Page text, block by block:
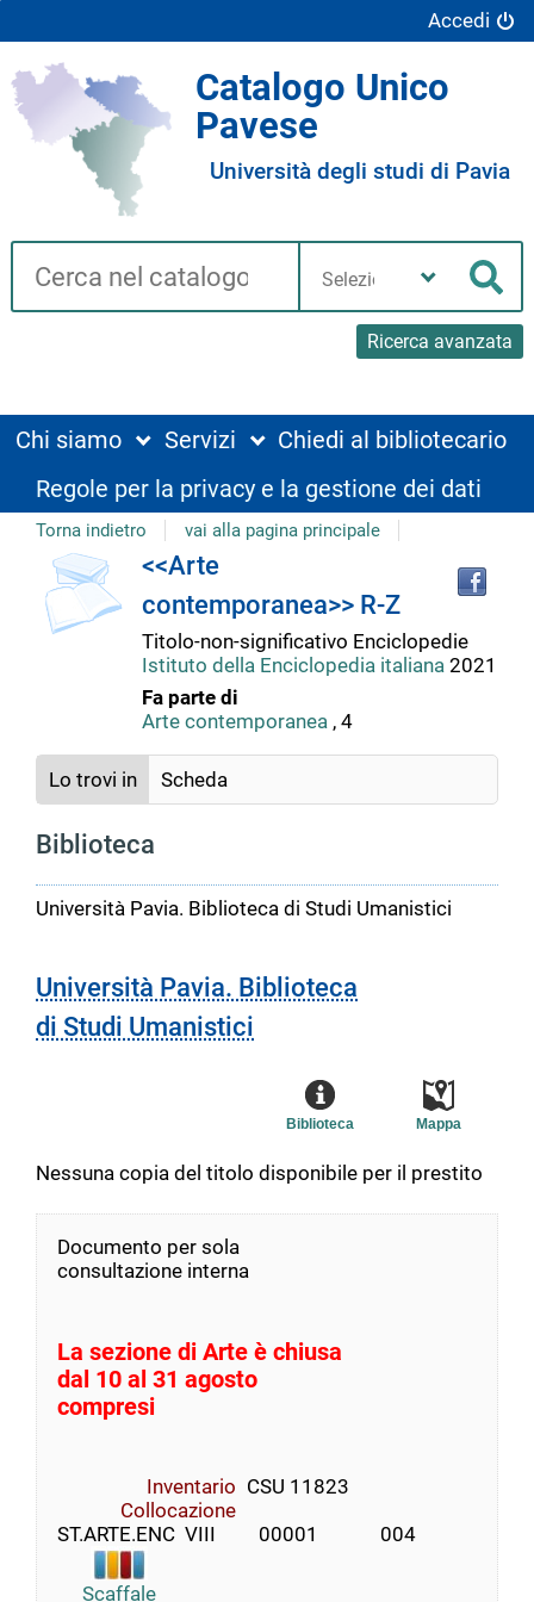
Accedi
Catalogo Unico
Pavese
Università degli studi di Pavia
Cerca su "Catalogo"
Ricerca avanzata
biblioteca
Chi siamo Servizi
Chiedi al bibliotecario
Regole per la privacy e la gestione dei dati
Torna indietro vai alla pagina principale
Dettaglio
del
documento
copertina
<<Arte
contemporanea>> R-Z
Titolo-non-significativo Enciclopedie
Istituto della Enciclopedia italiana 2021
Fa parte di
Arte contemporanea , 4
Lo trovi in Scheda
Biblioteca
Università Pavia. Biblioteca di Studi Umanistici
Università Pavia. Biblioteca
di Studi Umanistici
Mappa
Biblioteca
Nessuna copia del titolo disponibile per il prestito
Documento per sola
consultazione interna
La sezione di Arte è chiusa
dal 10 al 31 agosto
compresi
Inventario CSU 11823
Collocazione
ST.ARTE.ENC  VIII         00001             004
Scaffale